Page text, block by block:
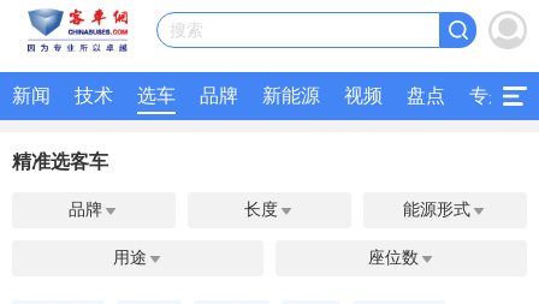
搜索
新闻 技术 选车 品牌 新能源 视频 盘点 专题
精准选客车
品牌  长度  能源形式 
用途  座位数 